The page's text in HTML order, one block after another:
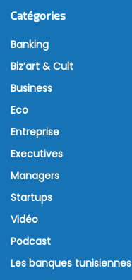
Catégories
Banking
Biz’art & Cult
Business
Eco
Entreprise
Executives
Managers
Startups
Vidéo
Podcast
Les banques tunisiennes